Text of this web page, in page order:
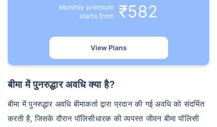
Monthly premium
starts from
₹582
View Plans
बीमा में पुनरुद्धार अवधि क्या है?
बीमा में पुनरुद्धार अवधि बीमाकर्ता द्वारा प्रदान की गई अवधि को संदर्भित
करती है, जिसके दौरान पॉलिसीधारक की व्यपस्त जीवन बीमा पॉलिसी